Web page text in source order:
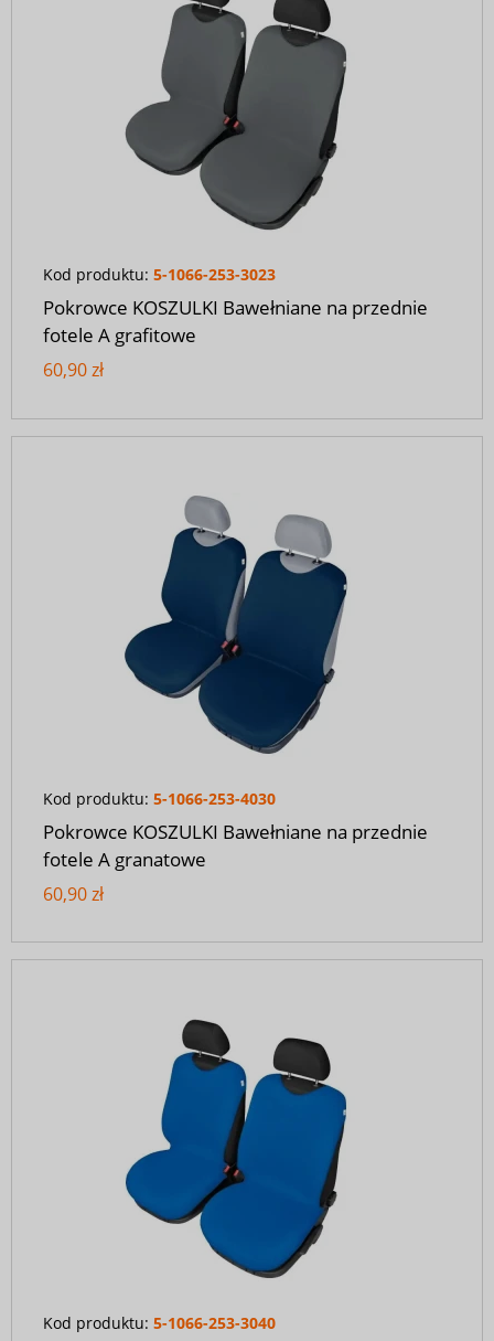
Kod produktu: 5-1066-253-3023
Pokrowce KOSZULKI Bawełniane na przednie
fotele A grafitowe
60,90 zł
Kod produktu: 5-1066-253-4030
Pokrowce KOSZULKI Bawełniane na przednie
fotele A granatowe
60,90 zł
Kod produktu: 5-1066-253-3040